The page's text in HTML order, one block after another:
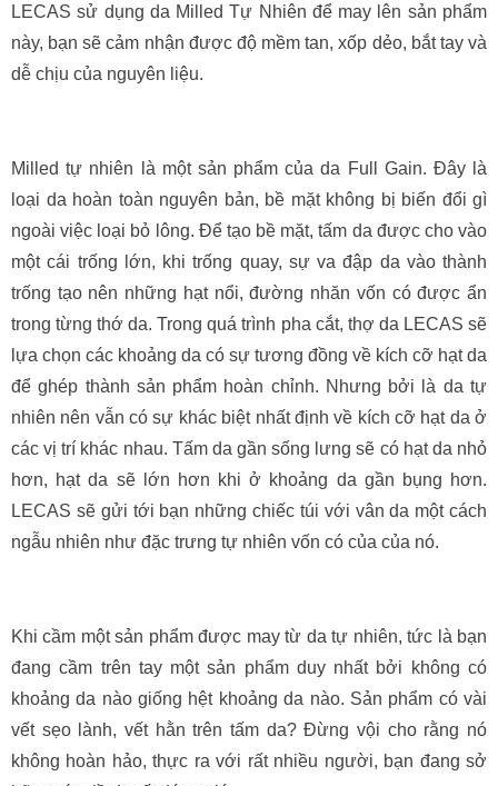
LECAS sử dụng da Milled Tự Nhiên để may lên sản phẩm
này, bạn sẽ cảm nhận được độ mềm tan, xốp dẻo, bắt tay và
dễ chịu của nguyên liệu.
Milled tự nhiên là một sản phẩm của da Full Gain. Đây là
loại da hoàn toàn nguyên bản, bề mặt không bị biến đổi gì
ngoài việc loại bỏ lông. Để tạo bề mặt, tấm da được cho vào
một cái trống lớn, khi trống quay, sự va đập da vào thành
trống tạo nên những hạt nổi, đường nhăn vốn có được ẩn
trong từng thớ da. Trong quá trình pha cắt, thợ da LECAS sẽ
lựa chọn các khoảng da có sự tương đồng về kích cỡ hạt da
để ghép thành sản phẩm hoàn chỉnh. Nhưng bởi là da tự
nhiên nên vẫn có sự khác biệt nhất định về kích cỡ hạt da ở
các vị trí khác nhau. Tấm da gần sống lưng sẽ có hạt da nhỏ
hơn, hạt da sẽ lớn hơn khi ở khoảng da gần bụng hơn.
LECAS sẽ gửi tới bạn những chiếc túi với vân da một cách
ngẫu nhiên như đặc trưng tự nhiên vốn có của của nó.
Khi cầm một sản phẩm được may từ da tự nhiên, tức là bạn
đang cầm trên tay một sản phẩm duy nhất bởi không có
khoảng da nào giống hệt khoảng da nào. Sản phẩm có vài
vết sẹo lành, vết hằn trên tấm da? Đừng vội cho rằng nó
không hoàn hảo, thực ra với rất nhiều người, bạn đang sở